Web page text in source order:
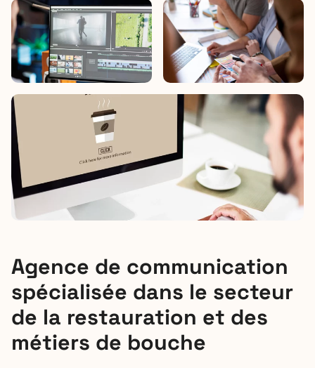
Agence de communication
spécialisée dans le secteur
de la restauration et des
métiers de bouche